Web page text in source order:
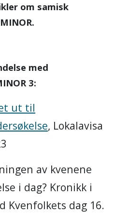
om samisk
med
3:
ut til
, Lokalavisa
av kvenene
i dag? Kronikk i
Kvenfolkets dag 16.